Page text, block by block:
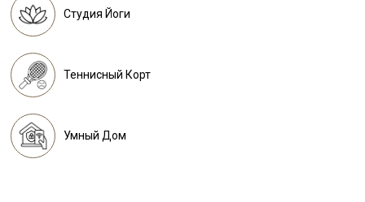
Студия Йоги
Теннисный Корт
Умный Дом